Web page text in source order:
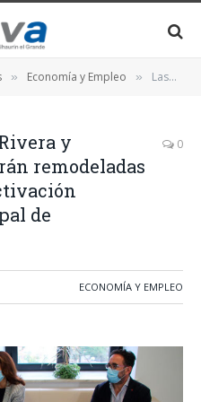
» Economía y Empleo » Las calles Juan de Rivera y Menéndez Pidal serán remodeladas con el Plan de Reactivación Económica Municipal de Diputación
y
remodeladas
de
0
ECONOMÍA Y EMPLEO